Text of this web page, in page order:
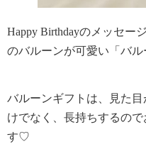
Happy Birthdayのメッセー
のバルーンが可愛い「バル
バルーンギフトは、見た
けでなく、長持ちするの
す♡